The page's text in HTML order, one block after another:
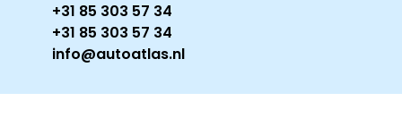
+31 85 303 57 34
+31 85 303 57 34
info@autoatlas.nl